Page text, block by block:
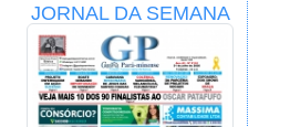
JORNAL DA SEMANA